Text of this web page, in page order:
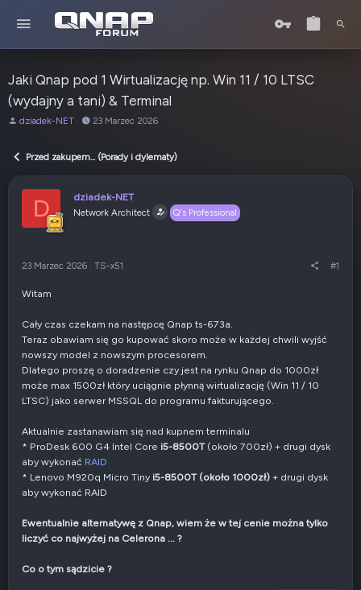
Jaki Qnap pod 1 Wirtualizację np. Win 11 / 10 LTSC
(wydajny a tani) & Terminal
A
o
r
u
dziadek-NET
o23 Marzec 2026
Przed zakupem... (Porady i dylematy)
D dziadek-NET
Network Architect Q's Professional
23 Marzec 2026 · TS-x51 #1
Witam
Cały czas czekam na następcę Qnap ts-673a.
Teraz obawiam się go kupować skoro może w każdej chwili wyjść
nowszy model z nowszym procesorem.
Dlatego proszę o doradzenie czy jest na rynku Qnap do 1000zł
może max 1500zł który uciągnie płynną wirtualizację (Win 11 / 10
LTSC) jako serwer MSSQL do programu fakturującego.
Aktualnie zastanawiam się nad kupnem terminalu
* ProDesk 600 G4 Intel Core i5-8500T(około 700zł) + drugi dysk
aby wykonać RAID
* Lenovo M920q Micro Tiny i5-8500T (około 1000zł) + drugi dysk
aby wykonać RAID
Ewentualnie alternatywę z Qnap, wiem że w tej cenie można tylko
liczyć co najwyżej na Celerona ... ?
Co o tym sądzicie ?